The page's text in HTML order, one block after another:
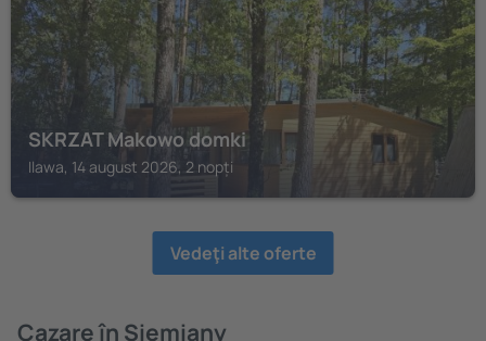
SKRZAT Makowo domki
Ilawa, 14 august 2026, 2 nopți
Vedeţi alte oferte
Cazare în Siemiany